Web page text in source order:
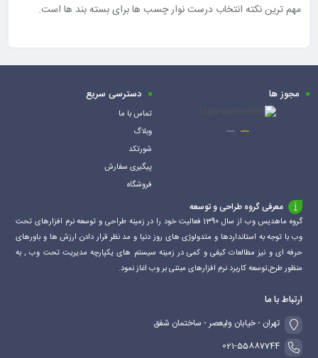
مهم ترین نکته انتخاب درست نوار چسب ها برای بسته بند ها است.
مجوز ها دسترسی سریع
تماس با ما
وبلاگ
شورتکد
پیگیری سفارش
فروشگاه
معرفی گروه طراحی و توسعه
گروه ماهدیس وب از سال 1390 فعالیت خود را در زمینه طراحی و توسعه نرم افزارهای تحت
وب با توجه به استانداردها و متدولوژی های روز دنیا و مد نظر قرار دادن ارزش ها و باورهای
حرفه ای و نیز مطالعات کیفی و کمی در زمینه سیستم های یکپارچه مدیریت تحت وب , به
منظور طرح,توسعه کاربرد نرم افزارهای مبتنی بر وب اغاز نمود.
ارتباط با ما
تهران - خیابان ولیعصر - ساختمان شفق
021-55887744